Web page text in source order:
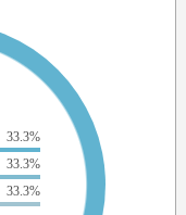
33.3%
33.3%
33.3%